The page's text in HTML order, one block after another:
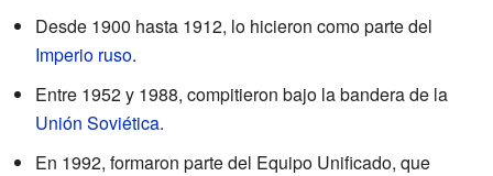
Desde 1900 hasta 1912, lo hicieron como parte del
Imperio ruso.
Entre 1952 y 1988, compitieron bajo la bandera de la
Unión Soviética.
En 1992, formaron parte del Equipo Unificado, que